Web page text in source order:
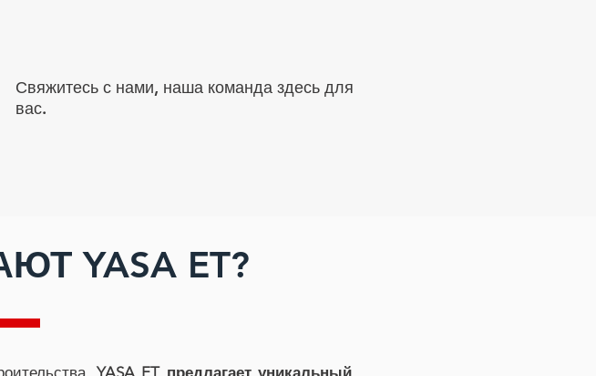
Свяжитесь с нами, наша команда здесь для
вас.
YASA ET?
YASA ET предлагает уникальный